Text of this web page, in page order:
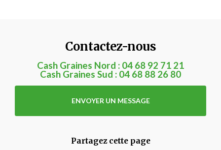
Contactez-nous
Cash Graines Nord : 04 68 92 71 21
Cash Graines Sud : 04 68 88 26 80
ENVOYER UN MESSAGE
Partagez cette page